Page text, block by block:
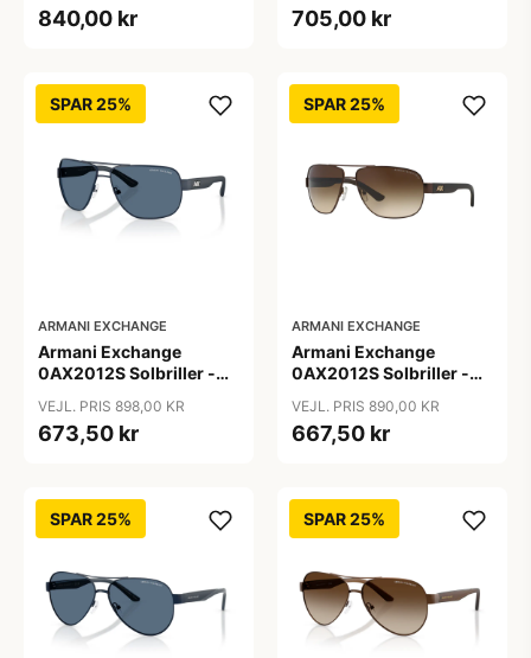
840,00 kr 705,00 kr
SPAR 25%
ARMANI EXCHANGE
Armani Exchange
0AX2012S Solbriller -
VEJL. PRIS 898,00 KR
673,50 kr
SPAR 25%
ARMANI EXCHANGE
Armani Exchange
0AX2012S Solbriller -
VEJL. PRIS 890,00 KR
667,50 kr
SPAR 25% SPAR 25%